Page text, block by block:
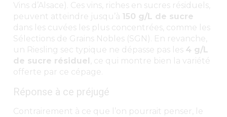
Vins d’Alsace). Ces vins, riches en sucres résiduels,
peuvent atteindre jusqu’à 150 g/L de sucre
dans les cuvées les plus concentrées, comme les
Sélections de Grains Nobles (SGN). En revanche,
un Riesling sec typique ne dépasse pas les 4 g/L
de sucre résiduel
, ce qui montre bien la variété
offerte par ce cépage.
Réponse à ce préjugé
Contrairement à ce que l’on pourrait penser, le